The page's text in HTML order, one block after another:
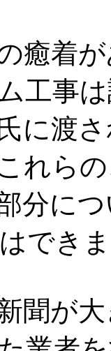
癒着
工事
に渡
れら
分に
でき
聞が